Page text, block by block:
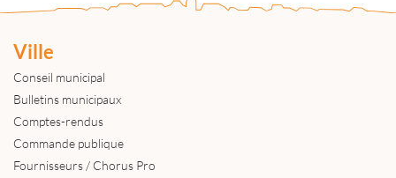
Ville
Conseil municipal
Bulletins municipaux
Comptes-rendus
Commande publique
Fournisseurs / Chorus Pro